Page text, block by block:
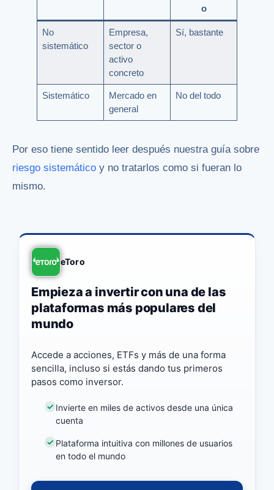
o
No
sistemático
Empresa,
sector o
activo
concreto
Sí, bastante
Sistemático
Mercado en
general
No del todo
Por eso tiene sentido leer después nuestra guía sobre
riesgo sistemático y no tratarlos como si fueran lo
mismo.
eToro
Empieza a invertir con una de las
plataformas más populares del
mundo
Accede a acciones, ETFs y más de una forma
sencilla, incluso si estás dando tus primeros
pasos como inversor.
Invierte en miles de activos desde una única
cuenta
Plataforma intuitiva con millones de usuarios
en todo el mundo